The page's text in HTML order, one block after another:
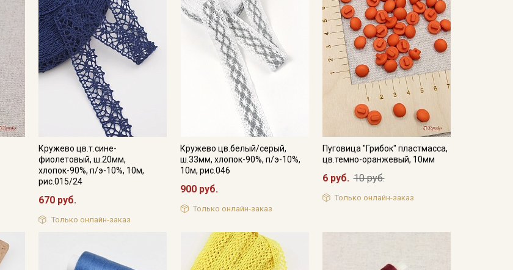
Кружево цв.т.сине-
фиолетовый, ш.20мм,
хлопок-90%, п/э-10%, 10м,
рис.015/24
670 руб.
Только онлайн-заказ
Кружево цв.белый/серый,
ш.33мм, хлопок-90%, п/э-10%,
10м, рис.046
900 руб.
Только онлайн-заказ
Пуговица "Грибок" пластмасса,
цв.темно-оранжевый, 10мм
6 руб. 10 руб.
Только онлайн-заказ
Подписаться
Ознакомлен(а) с
Политикой обработки персональных
данных
Согласие на обработку персональных
данных
ДаюСогласие на получение рекламных и
информационных рассылок